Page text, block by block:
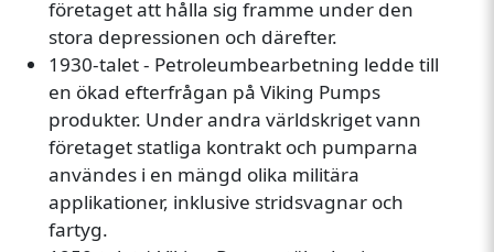
företaget att hålla sig framme under den
stora depressionen och därefter.
1930-talet - Petroleumbearbetning ledde till
en ökad efterfrågan på Viking Pumps
produkter. Under andra världskriget vann
företaget statliga kontrakt och pumparna
användes i en mängd olika militära
applikationer, inklusive stridsvagnar och
fartyg.